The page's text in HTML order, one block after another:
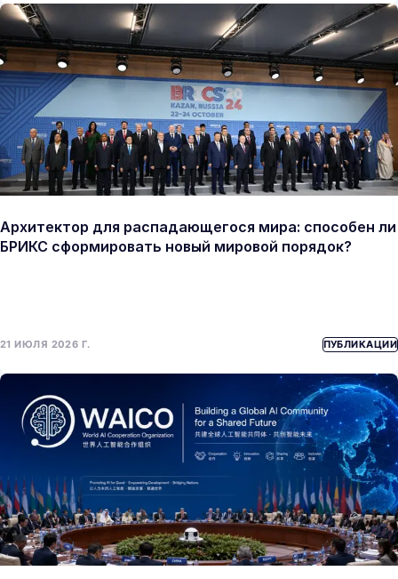
Архитектор для распадающегося мира: способен ли
БРИКС сформировать новый мировой порядок?
21 ИЮЛЯ 2026 Г. ПУБЛИКАЦИИ